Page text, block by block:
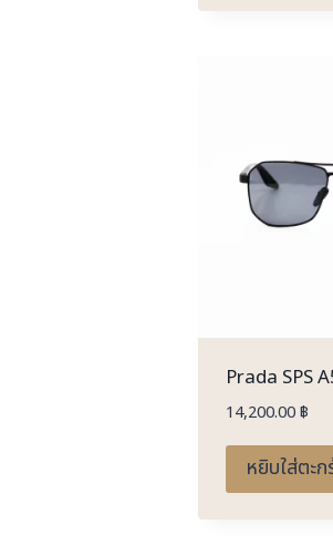
Prada SPS
14,200.00฿
หยิบใส่ตะก